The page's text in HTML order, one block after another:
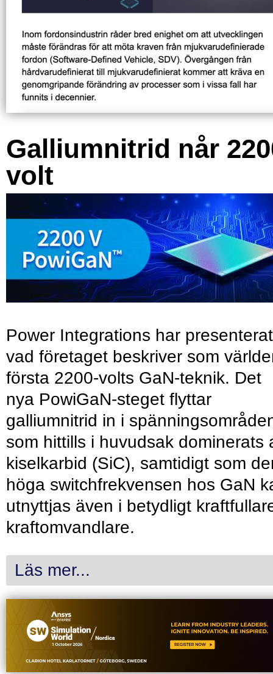
Galliumnitrid når
volt
Power Integrations har presenterat
vad företaget beskriver som
första 2200-volts GaN-teknik. Det
nya PowiGaN-steget flyttar
galliumnitrid in i
som hittills i huvudsak dominerats
kiselkarbid (SiC), samtidigt som
höga switchfrekvensen hos GaN
utnyttjas även i betydligt
kraftomvandlare.
Läs mer...